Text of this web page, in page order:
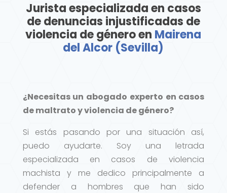
Jurista especializada en casos
de denuncias injustificadas de
violencia de género en Mairena
del Alcor (Sevilla)
¿Necesitas un abogado experto en casos
de maltrato y violencia de género?
Si estás pasando por una situación así,
puedo ayudarte. Soy una letrada
especializada en casos de violencia
machista y me dedico principalmente a
defender a hombres que han sido